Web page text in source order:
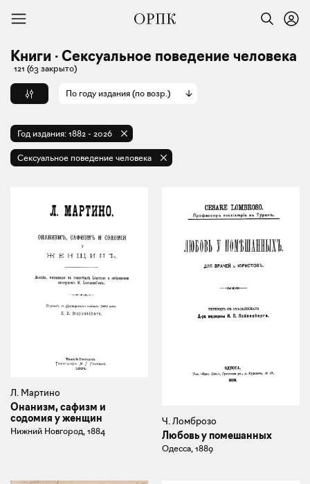
Книги · Сексуальное поведение человека
121 (63 закрыто)
По году издания (по возр.)
Год издания: 1882 - 2026
Сексуальное поведение человека
Л. Мартино
Онанизм, сафизм и
содомия у женщин
Нижний Новгород, 1884
Ч. Ломброзо
Любовь у помешанных
Одесса, 1889